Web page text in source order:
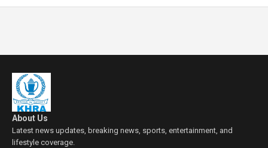
About Us
Latest news updates, breaking news, sports, entertainment, and
lifestyle coverage.